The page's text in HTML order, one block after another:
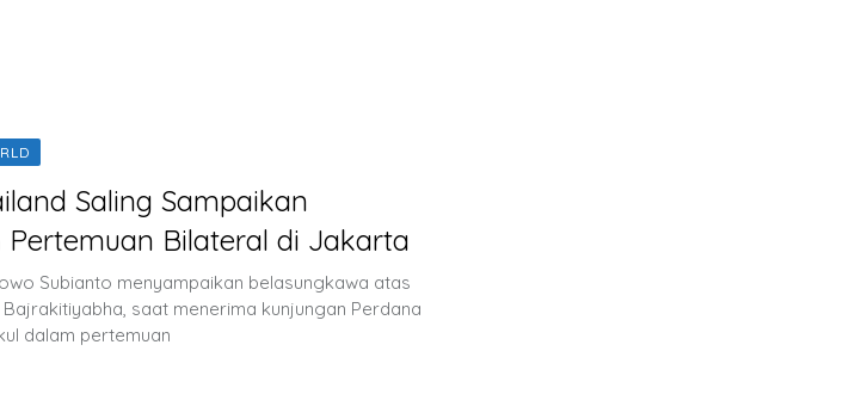
Saling Sampaikan
Bilateral di Jakarta
Subianto menyampaikan belasungkawa atas
saat menerima kunjungan Perdana
dalam pertemuan